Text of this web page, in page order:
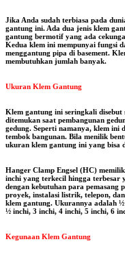
Jika Anda sudah terbiasa pada
gantung ini. Ada dua jenis klem
gantung bermotif yang ada
Kedua klem ini mempunyai fungsi
menggantung pipa di basement.
membutuhkan jumlah banyak.
Ukuran Klem Gantung
Klem gantung ini seringkali disebut
ditemukan saat pembangunan
gedung. Seperti namanya, klem ini
tembok bangunan. Bila menilik
ukuran klem gantung ini yang bisa
Hanger Clamp Engsel (HC)
inchi yang terkecil hingga terbesar
dengan kebutuhan para
proyek, instalasi listrik, telepon,
klem gantung. Ukurannya adalah
½ inchi, 3 inchi, 4 inchi, 5 inchi, 6
Kegunaan Klem Gantung